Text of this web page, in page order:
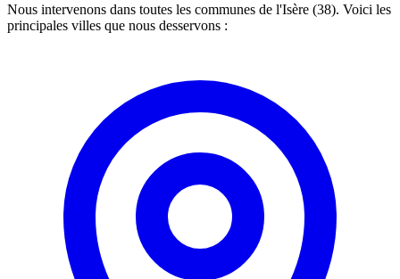
Nous intervenons dans toutes les communes de l'Isère (38). Voici les
principales villes que nous desservons :